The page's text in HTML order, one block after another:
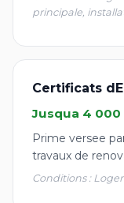
principale,
Certificats
Jusqua 4 000
Prime versee
travaux de
Conditions :